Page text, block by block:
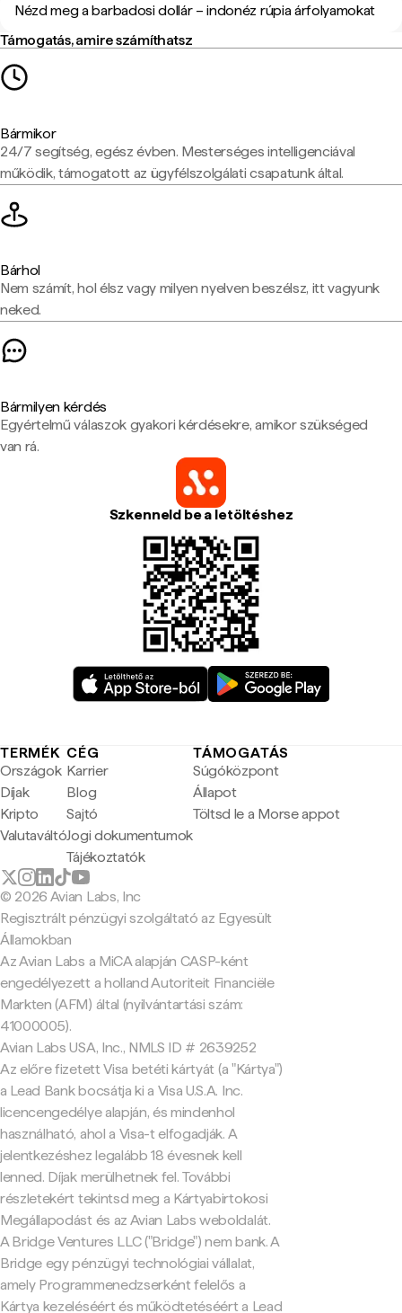
Nézd meg a barbadosi dollár – indonéz rúpia árfolyamokat
Támogatás, amire számíthatsz
Bármikor
24/7 segítség, egész évben. Mesterséges intelligenciával
működik, támogatott az ügyfélszolgálati csapatunk által.
Bárhol
Nem számít, hol élsz vagy milyen nyelven beszélsz, itt vagyunk
neked.
Bármilyen kérdés
Egyértelmű válaszok gyakori kérdésekre, amikor szükséged
van rá.
Szkenneld be a letöltéshez
TERMÉK
Országok
Díjak
Kripto
Valutaváltó
CÉG
Karrier
Blog
Sajtó
Jogi dokumentumok
Tájékoztatók
TÁMOGATÁS
Súgóközpont
Állapot
Töltsd le a Morse appot
© 2026 Avian Labs, Inc
Regisztrált pénzügyi szolgáltató az Egyesült
Államokban
Az Avian Labs a MiCA alapján CASP-ként
engedélyezett a holland Autoriteit Financiële
Markten (AFM) által (nyilvántartási szám:
41000005).
Avian Labs USA, Inc., NMLS ID # 2639252
Az előre fizetett Visa betéti kártyát (a "Kártya")
a Lead Bank bocsátja ki a Visa U.S.A. Inc.
licencengedélye alapján, és mindenhol
használható, ahol a Visa-t elfogadják. A
jelentkezéshez legalább 18 évesnek kell
lenned. Díjak merülhetnek fel. További
részletekért tekintsd meg a Kártyabirtokosi
Megállapodást és az Avian Labs weboldalát.
A Bridge Ventures LLC ("Bridge") nem bank. A
Bridge egy pénzügyi technológiai vállalat,
amely Programmenedzserként felelős a
Kártya kezeléséért és működtetéséért a Lead